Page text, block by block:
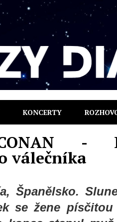
KONCERTY
-
válečníka
Španělsko.
se žene